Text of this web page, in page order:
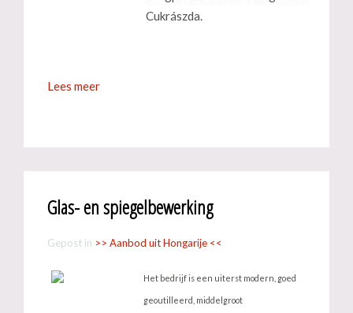
Cukrászda.
Lees meer
Glas- en spiegelbewerking
Gepost in >> Aanbod uit Hongarije <<
Het bedrijf is een uiterst modern, goed
geoutilleerd, middelgroot